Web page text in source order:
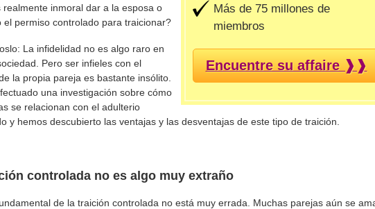
Más de 75 millones de
miembros
Encuentre su affaire ❱❱
realmente inmoral dar a la esposa o
el permiso controlado para traicionar?
La infidelidad no es algo raro en
Pero ser infieles con el
la propia pareja es bastante insólito.
una investigación sobre cómo
se relacionan con el adulterio
y hemos descubierto las ventajas y las desventajas de este tipo de traición.
controlada no es algo muy extraño
de la traición controlada no está muy errada. Muchas parejas aún se